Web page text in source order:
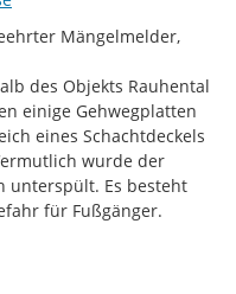
Mängelmelder,
des Objekts Rauhental
einige Gehwegplatten
eines Schachtdeckels
wurde der
unterspült. Es besteht
für Fußgänger.